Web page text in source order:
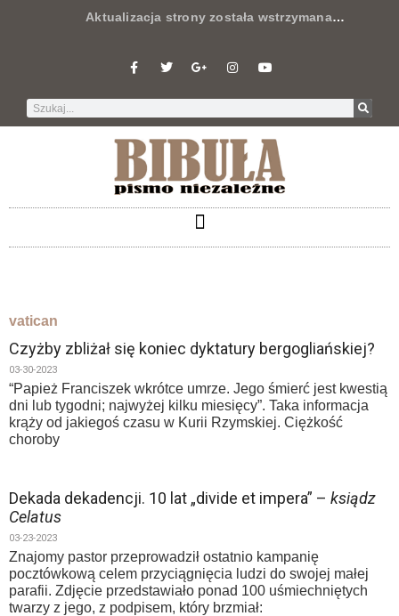
Aktualizacja strony została wstrzymana…
vatican
Czyżby zbliżał się koniec dyktatury bergogliańskiej?
03-30-2023
“Papież Franciszek wkrótce umrze. Jego śmierć jest kwestią
dni lub tygodni; najwyżej kilku miesięcy”. Taka informacja
krąży od jakiegoś czasu w Kurii Rzymskiej. Ciężkość
choroby
Dekada dekadencji. 10 lat „divide et impera” – ksiądz
Celatus
03-23-2023
Znajomy pastor przeprowadził ostatnio kampanię
pocztówkową celem przyciągnięcia ludzi do swojej małej
parafii. Zdjęcie przedstawiało ponad 100 uśmiechniętych
twarzy z jego, z podpisem, który brzmiał: